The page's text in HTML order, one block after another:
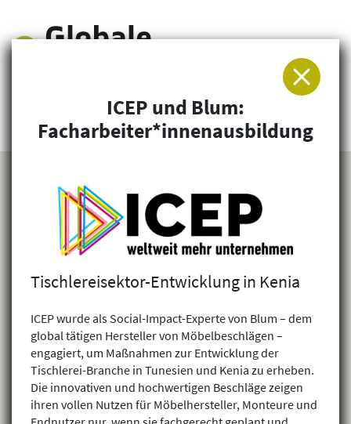
Arbeitsgemeinschaft für Entwicklung und
Humanitäre Hilfe
ICEP und Blum:
Facharbeiter*innenausbildung
Tischlereisektor-Entwicklung in Kenia
ICEP wurde als Social-Impact-Experte von Blum – dem
global tätigen Hersteller von Möbelbeschlägen –
engagiert, um Maßnahmen zur Entwicklung der
Tischlerei-Branche in Tunesien und Kenia zu erheben.
Die innovativen und hochwertigen Beschläge zeigen
ihren vollen Nutzen für Möbelhersteller, Monteure und